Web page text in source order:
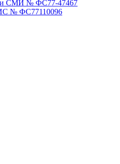
СМИ № ФС77-47467
№ ФС77110096